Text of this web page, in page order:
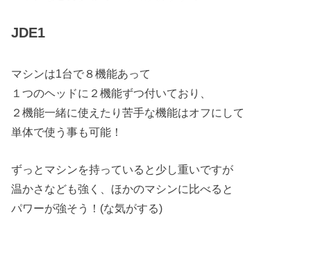
JDE1
マシンは1台で８機能あって
１つのヘッドに２機能ずつ付いており、
２機能一緒に使えたり苦手な機能はオフにして
単体で使う事も可能！
ずっとマシンを持っていると少し重いですが
温かさなども強く、ほかのマシンに比べると
パワーが強そう！(な気がする)